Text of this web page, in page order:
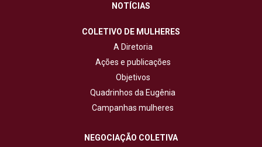
NOTÍCIAS
COLETIVO DE MULHERES
A Diretoria
Ações e publicações
Objetivos
Quadrinhos da Eugênia
Campanhas mulheres
NEGOCIAÇÃO COLETIVA